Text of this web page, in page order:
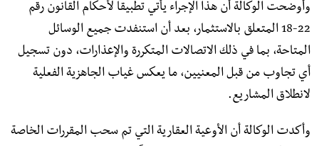
وأوضحت الوكالة أن هذا الإجراء يأتي تطبيقا لأحكام القانون رقم
22-18 المتعلق بالاستثمار، بعد أن استنفدت جميع الوسائل
المتاحة، بما في ذلك الاتصالات المتكررة والإعذارات، دون تسجيل
أي تجاوب من قبل المعنيين، ما يعكس غياب الجاهزية الفعلية
لانطلاق المشاريع.
وأكدت الوكالة أن الأوعية العقارية التي تم سحب المقررات الخاصة